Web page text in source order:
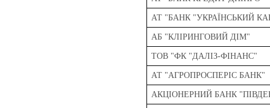
АТ "БАНК "УКРАЇНСЬКИЙ
АБ "КЛІРИНГОВИЙ ДІМ"
ТОВ "ФК "ДАЛІЗ-ФІНАНС"
АТ "АГРОПРОСПЕРІС БАНК"
АКЦІОНЕРНИЙ БАНК